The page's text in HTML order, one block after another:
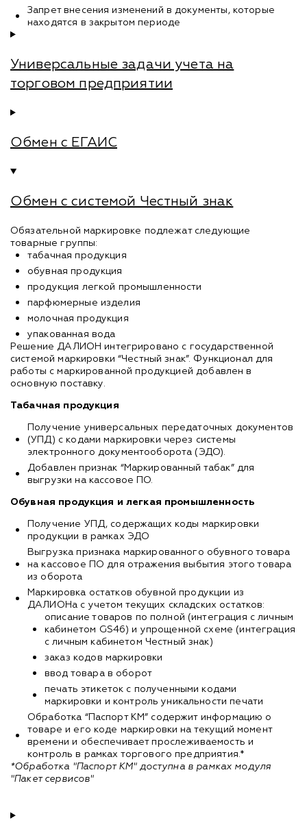
Запрет внесения изменений в документы, которые
находятся в закрытом периоде
Универсальные задачи учета на
торговом предприятии
Обмен с ЕГАИС
Обмен с системой Честный знак
Обязательной маркировке подлежат следующие
товарные группы:
табачная продукция
обувная продукция
продукция легкой промышленности
парфюмерные изделия
молочная продукция
упакованная вода
Решение ДАЛИОН интегрировано с государственной
системой маркировки “Честный знак”. Функционал для
работы с маркированной продукцией добавлен в
основную поставку.
Табачная продукция
Получение универсальных передаточных документов
(УПД) с кодами маркировки через системы
электронного документооборота (ЭДО).
Добавлен признак “Маркированный табак” для
выгрузки на кассовое ПО.
Обувная продукция и легкая промышленность
Получение УПД, содержащих коды маркировки
продукции в рамках ЭДО
Выгрузка признака маркированного обувного товара
на кассовое ПО для отражения выбытия этого товара
из оборота
Маркировка остатков обувной продукции из
ДАЛИОНа с учетом текущих складских остатков:
описание товаров по полной (интеграция с личным
кабинетом GS46) и упрощенной схеме (интеграция
с личным кабинетом Честный знак)
заказ кодов маркировки
ввод товара в оборот
печать этикеток с полученными кодами
маркировки и контроль уникальности печати
Обработка “Паспорт КМ” содержит информацию о
товаре и его коде маркировки на текущий момент
времени и обеспечивает прослеживаемость и
контроль в рамках торгового предприятия.*
*Обработка "Паспорт КМ" доступна в рамках модуля
"Пакет сервисов"